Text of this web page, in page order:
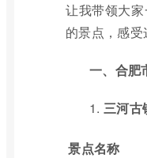
让我带领大
的景点，感受
一、合肥
1. 三河古
景点名称